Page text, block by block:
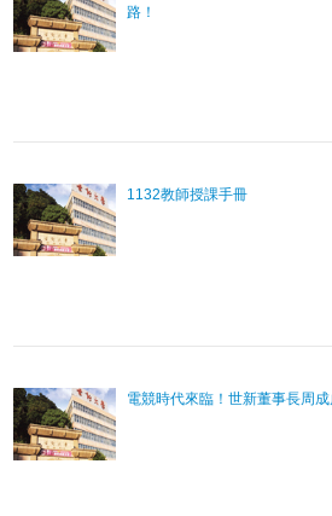
路！
1132教師授課手冊
電競時代來臨！世新董事長周